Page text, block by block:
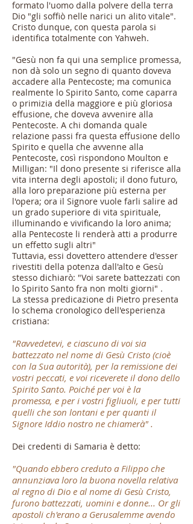
formato l'uomo dalla polvere della terra
Dio "gli soffiò nelle narici un alito vitale".
Cristo dunque, con questa parola si
identifica totalmente con Yahweh.
"Gesù non fa qui una semplice promessa,
non dà solo un segno di quanto doveva
accadere alla Pentecoste; ma comunica
realmente lo Spirito Santo, come caparra
o primizia della maggiore e più gloriosa
effusione, che doveva avvenire alla
Pentecoste. A chi domanda quale
relazione passi fra questa effusione dello
Spirito e quella che avvenne alla
Pentecoste, così rispondono Moulton e
Milligan: "Il dono presente si riferisce alla
vita interna degli apostoli; il dono futuro,
alla loro preparazione più esterna per
l'opera; ora il Signore vuole farli salire ad
un grado superiore di vita spirituale,
illuminando e vivificando la loro anima;
alla Pentecoste li renderà atti a produrre
un effetto sugli altri"
Tuttavia, essi dovettero attendere d'esser
rivestiti della potenza dall'alto e Gesù
stesso dichiarò: "Voi sarete battezzati con
lo Spirito Santo fra non molti giorni" .
La stessa predicazione di Pietro presenta
lo schema cronologico dell'esperienza
cristiana:
"Ravvedetevi, e ciascuno di voi sia
battezzato nel nome di Gesù Cristo (cioè
con la Sua autorità), per la remissione dei
vostri peccati, e voi riceverete il dono dello
Spirito Santo. Poiché per voi è la
promessa, e per i vostri figliuoli, e per tutti
quelli che son lontani e per quanti il
Signore Iddio nostro ne chiamerà" .
Dei credenti di Samaria è detto:
"Quando ebbero creduto a Filippo che
annunziava loro la buona novella relativa
al regno di Dio e al nome di Gesù Cristo,
furono battezzati, uomini e donne... Or gli
apostoli ch'erano a Gerusalemme avendo